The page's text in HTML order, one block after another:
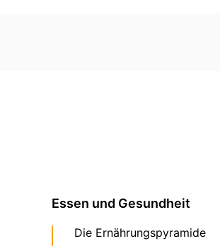
Essen und Gesundheit
Die Ernährungspyramide